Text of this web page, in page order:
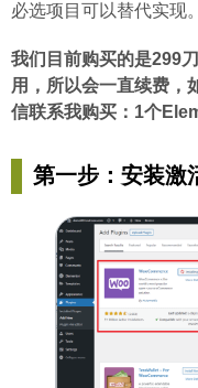
必选项目可以替代实现。
我们目前购买的是299
用，所以会一直续费，
信联系我购买：1个
第一步：安装激